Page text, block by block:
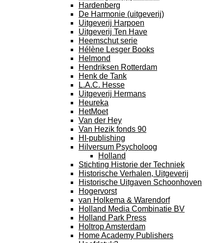
Hardenberg
De Harmonie (uitgeverij)
Uitgeverij Harpoen
Uitgeverij Ten Have
Heemschut serie
Hélène Lesger Books
Helmond
Hendriksen Rotterdam
Henk de Tank
L.A.C. Hesse
Uitgeverij Hermans
Heureka
HetMoet
Van der Hey
Van Hezik fonds 90
HI-publishing
Hilversum Psycholoog
Holland
Stichting Historie der Techniek
Historische Verhalen, Uitgeverij
Historische Uitgaven Schoonhoven
Hogervorst
van Holkema & Warendorf
Holland Media Combinatie BV
Holland Park Press
Holtrop Amsterdam
Home Academy Publishers